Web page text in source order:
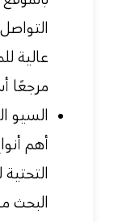
عالية
مرجعًا
أهم
البحث